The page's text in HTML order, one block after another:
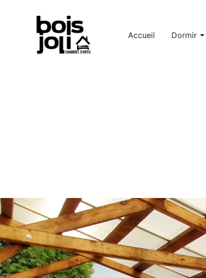
Accueil Dormir